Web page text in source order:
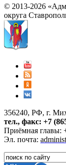
© 2013-2026
округа
356240, РФ, г.
тел., факс: +7
Приёмная главы:
Эл. почта: